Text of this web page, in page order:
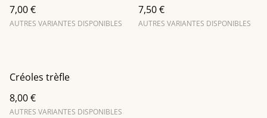
7,00 €
AUTRES VARIANTES DISPONIBLES
7,50 €
AUTRES VARIANTES DISPONIBLES
Créoles trèfle
8,00 €
AUTRES VARIANTES DISPONIBLES